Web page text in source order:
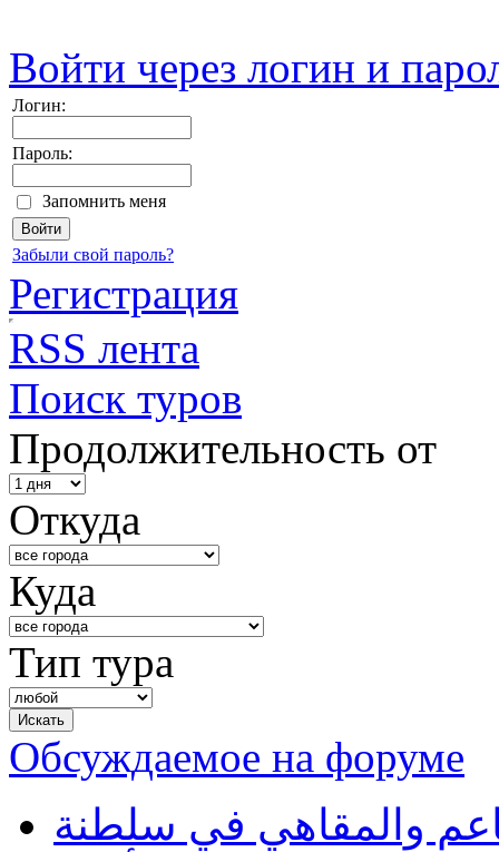
Войти через логин и
Логин:
Пароль:
Запомнить меня
Забыли свой пароль?
Регистрация
RSS лента
Поиск туров
Продолжительность от
Откуда
Куда
Тип тура
Обсуждаемое на форуме
والمقاهي في سلطنة